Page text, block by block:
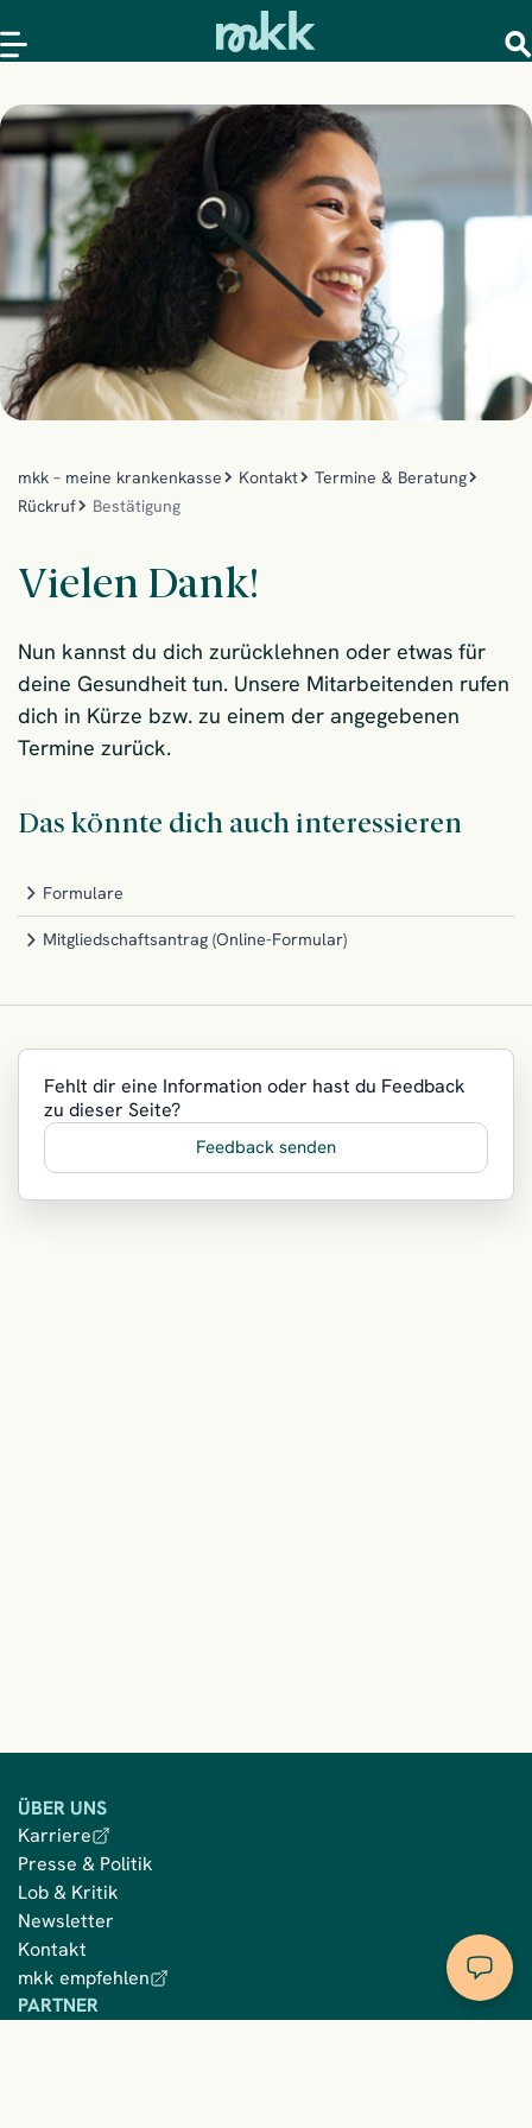
mkk – meine krankenkasse Kontakt
Termine & Beratung
Rückruf
Bestätigung
Vielen Dank!
Nun kannst du dich zurücklehnen oder etwas für
deine Gesundheit tun. Unsere Mitarbeitenden rufen
dich in Kürze bzw. zu einem der angegebenen
Termine zurück.
Das könnte dich auch interessieren
Formulare
Mitgliedschaftsantrag (Online-Formular)
Fehlt dir eine Information oder hast du Feedback
zu dieser Seite?
Feedback senden
ÜBER UNS
Karriere
Presse & Politik
Lob & Kritik
Newsletter
Kontakt
mkk empfehlen
PARTNER